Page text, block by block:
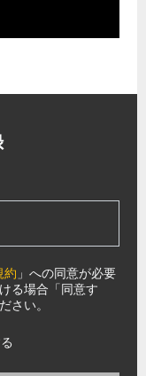
約 」への同意が必要
る場合「同意す
さい。